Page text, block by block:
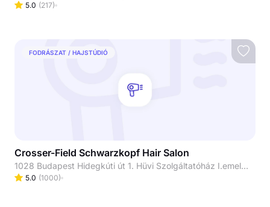
5.0 (217)
FODRÁSZAT / HAJSTÚDIÓ
Crosser-Field Schwarzkopf Hair Salon
1028 Budapest Hidegkúti út 1. Hüvi Szolgáltatóház I.emelet
5.0 (1000)